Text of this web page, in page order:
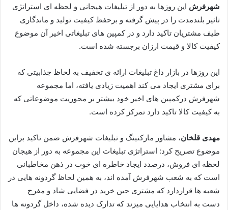
شهرفر ش این روزها به دور از تبلیغات هیجانی و لحظه ای استراتژی
تاثیر بلندمدت را در پیش گرفته و برحفظ کیفیت تولید و ماندگاری
طیف مشتریان تاکید دارد و در کمپین های تبلیغاتی اخیر آن موضوع
کیفیت کالا و قیمت ارزان برجسته شده است.
این روزها در بازار داغ تبلیغات ارائه ی تخفیف به لحاظ جذابیتی که
برای مشتری ایجاد می کند اهمیت زیادی یافته، اما مجموعه
شهرفرش درکمپین های اخیر خود بیشتر بر محوریت موضوعاتی که
به کیفیت کالا تاکید دارد تمرکز کرده است.
مهدی قلخان، مشاور مارکتینگ و تبلیغات شهرفرش ضمن تاکید براین
موضوع تصریح کرد: استراتژی تبلیغات این مجموعه به دور از هیجان
لحظه ای فروش، درصدد ایجاد خاطره ای خوب در ذهن مخاطبانی
است که به شعب شهرفرش آمده اند، به همین لحاظ گردونه هایی در
شعبه ها قراردارد که مشتری حین خرید در فضایی شاد و مفرح
دست به انتخاب هدایایی میزند که تدارک دیده شده، داخل گردونه ها